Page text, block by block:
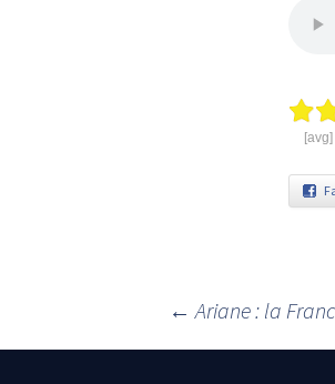
Navigation des
← Ariane : la